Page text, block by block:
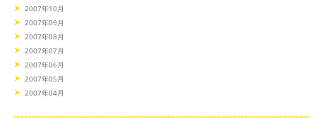
2007年10月
2007年09月
2007年08月
2007年07月
2007年06月
2007年05月
2007年04月